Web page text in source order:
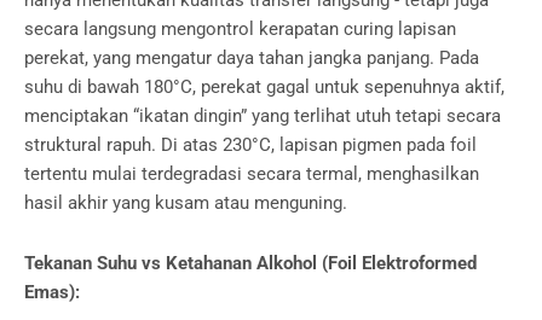
secara langsung mengontrol kerapatan curing lapisan
perekat, yang mengatur daya tahan jangka panjang. Pada
suhu di bawah 180°C, perekat gagal untuk sepenuhnya aktif,
menciptakan “ikatan dingin” yang terlihat utuh tetapi secara
struktural rapuh. Di atas 230°C, lapisan pigmen pada foil
tertentu mulai terdegradasi secara termal, menghasilkan
hasil akhir yang kusam atau menguning.
Tekanan Suhu vs Ketahanan Alkohol (Foil Elektroformed
Emas):